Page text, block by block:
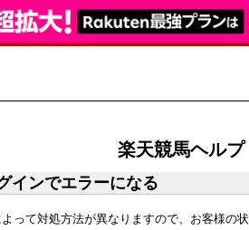
楽天競馬ヘルプ
インでエラーになる
って対処方法が異なりますので、お客様の